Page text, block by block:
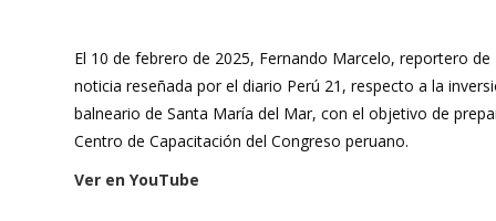
El 10 de febrero de 2025, Fernando Marcelo, reportero
noticia reseñada por el diario Perú 21, respecto a la
balneario de Santa María del Mar, con el objetivo de
Centro de Capacitación del Congreso peruano.
Ver en YouTube